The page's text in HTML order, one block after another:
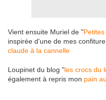
Vient ensuite Muriel de "
inspirée d'une de mes
claude à la cannelle
Loupinet du blog "les crocs du
également à repris mon pain